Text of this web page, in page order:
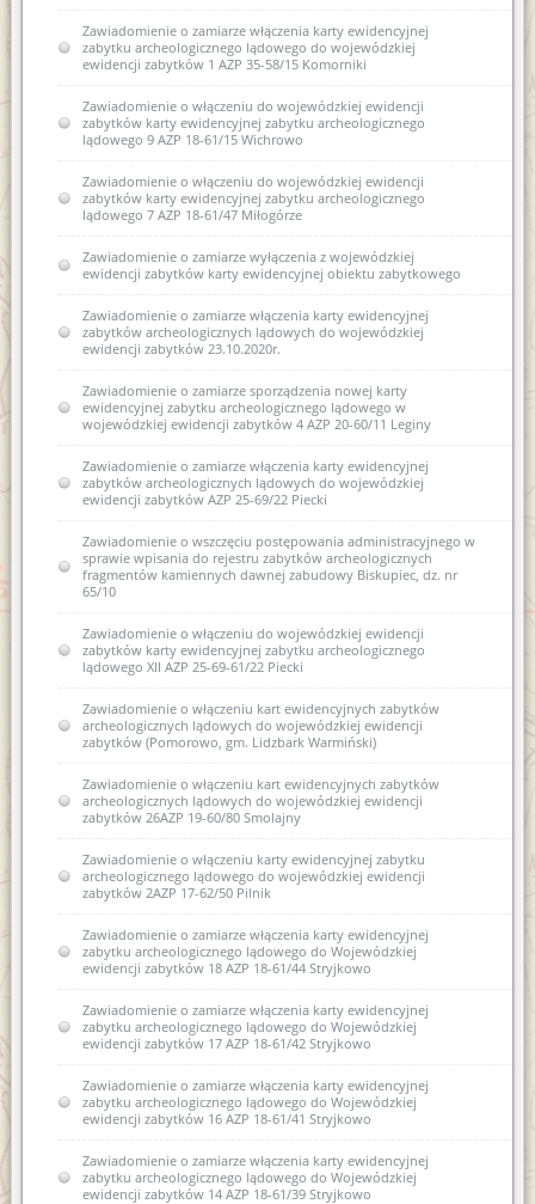
Zawiadomienie o zamiarze włączenia karty ewidencyjnej
zabytku archeologicznego lądowego do wojewódzkiej
ewidencji zabytków 1 AZP 35-58/15 Komorniki
Zawiadomienie o włączeniu do wojewódzkiej ewidencji
zabytków karty ewidencyjnej zabytku archeologicznego
lądowego 9 AZP 18-61/15 Wichrowo
Zawiadomienie o włączeniu do wojewódzkiej ewidencji
zabytków karty ewidencyjnej zabytku archeologicznego
lądowego 7 AZP 18-61/47 Miłogórze
Zawiadomienie o zamiarze wyłączenia z wojewódzkiej
ewidencji zabytków karty ewidencyjnej obiektu zabytkowego
Zawiadomienie o zamiarze włączenia karty ewidencyjnej
zabytków archeologicznych lądowych do wojewódzkiej
ewidencji zabytków 23.10.2020r.
Zawiadomienie o zamiarze sporządzenia nowej karty
ewidencyjnej zabytku archeologicznego lądowego w
wojewódzkiej ewidencji zabytków 4 AZP 20-60/11 Leginy
Zawiadomienie o zamiarze włączenia karty ewidencyjnej
zabytków archeologicznych lądowych do wojewódzkiej
ewidencji zabytków AZP 25-69/22 Piecki
Zawiadomienie o wszczęciu postępowania administracyjnego w
sprawie wpisania do rejestru zabytków archeologicznych
fragmentów kamiennych dawnej zabudowy Biskupiec, dz. nr
65/10
Zawiadomienie o włączeniu do wojewódzkiej ewidencji
zabytków karty ewidencyjnej zabytku archeologicznego
lądowego XII AZP 25-69-61/22 Piecki
Zawiadomienie o włączeniu kart ewidencyjnych zabytków
archeologicznych lądowych do wojewódzkiej ewidencji
zabytków (Pomorowo, gm. Lidzbark Warmiński)
Zawiadomienie o włączeniu kart ewidencyjnych zabytków
archeologicznych lądowych do wojewódzkiej ewidencji
zabytków 26AZP 19-60/80 Smolajny
Zawiadomienie o włączeniu karty ewidencyjnej zabytku
archeologicznego lądowego do wojewódzkiej ewidencji
zabytków 2AZP 17-62/50 Pilnik
Zawiadomienie o zamiarze włączenia karty ewidencyjnej
zabytku archeologicznego lądowego do Wojewódzkiej
ewidencji zabytków 18 AZP 18-61/44 Stryjkowo
Zawiadomienie o zamiarze włączenia karty ewidencyjnej
zabytku archeologicznego lądowego do Wojewódzkiej
ewidencji zabytków 17 AZP 18-61/42 Stryjkowo
Zawiadomienie o zamiarze włączenia karty ewidencyjnej
zabytku archeologicznego lądowego do Wojewódzkiej
ewidencji zabytków 16 AZP 18-61/41 Stryjkowo
Zawiadomienie o zamiarze włączenia karty ewidencyjnej
zabytku archeologicznego lądowego do Wojewódzkiej
ewidencji zabytków 14 AZP 18-61/39 Stryjkowo